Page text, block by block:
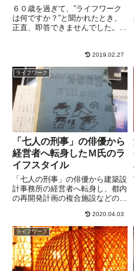
６０歳を過ぎて、”ライフワーク
は何ですか？”と聞かれたとき、
正直、即答できませんでした。サ
け出すことがなかなかできないん
ですね。会社の軸になって仕事を
回しているように見えても、所
詮...
2019.02.27
ライフワーク
「七人の刑事」の俳優から
経営者へ転身したＭ氏のラ
イフスタイル
「七人の刑事」の俳優から建築設
計事務所の経営者へ転身し、都内
の再開発計画の複合施設などの設
ークの秘密を紹介します。高齢に
なってからも、新しい友人知人が
増えているその秘密は、クラブツ
ーリズム「東海道五十三次あるき
旅」！
2020.04.03
ライフワーク